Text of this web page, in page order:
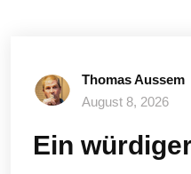
Thomas Aussem
August 8, 2026
Ein